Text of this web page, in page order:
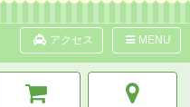
アクセス MENU